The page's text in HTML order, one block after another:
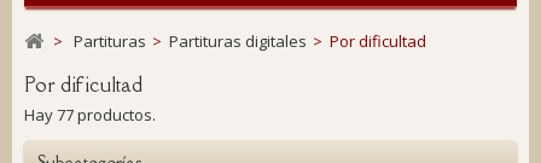
> Partituras > Partituras digitales > Por dificultad
Por dificultad
Hay 77 productos.